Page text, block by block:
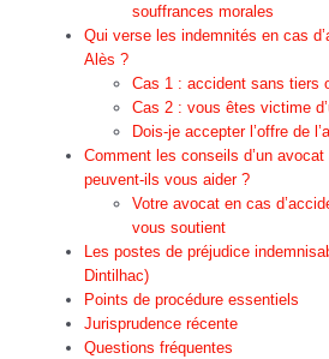
souffrances morales
Qui verse les indemnités en cas
Alès ?
Cas 1 : accident sans tiers
Cas 2 : vous êtes victime
Dois-je accepter l’offre de
Comment les conseils d’un
peuvent-ils vous aider ?
Votre avocat en cas
vous soutient
Les postes de préjudice
Dintilhac)
Points de procédure essentiels
Jurisprudence récente
Questions fréquentes